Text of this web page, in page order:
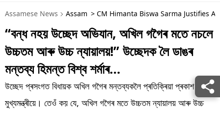
ভাৰত
মনোৰঞ্জন
শিক্ষা
খেল
Assamese News Assam > CM Himanta Biswa Sarma Justifies
“বন্ধ নহয় উচ্ছেদ অভিযান, অখিল গগৈৰ মতে নচলে
উচ্চতম আৰু উচ্চ ন্যায়ালয়!” উচ্ছেদক লৈ ডাঙৰ
মন্তব্য হিমন্ত বিশ্ব শৰ্মাৰ…
উচ্ছেদ প্ৰসংগত বিধায়ক অখিল গগৈৰ মন্তব্যকলৈ প্ৰতিক্ৰিয়া প্ৰকাশ কৰিছে
মুখ্যমন্ত্ৰীয়ে। তেওঁ কয় যে, অখিল গগৈৰ মতে উচ্চতম ন্যায়ালয় আৰু উচ্চ